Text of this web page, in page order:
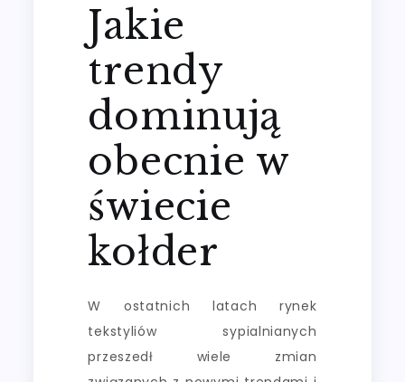
Jakie
trendy
dominują
obecnie w
świecie
kołder
W ostatnich latach rynek
tekstyliów sypialnianych
przeszedł wiele zmian